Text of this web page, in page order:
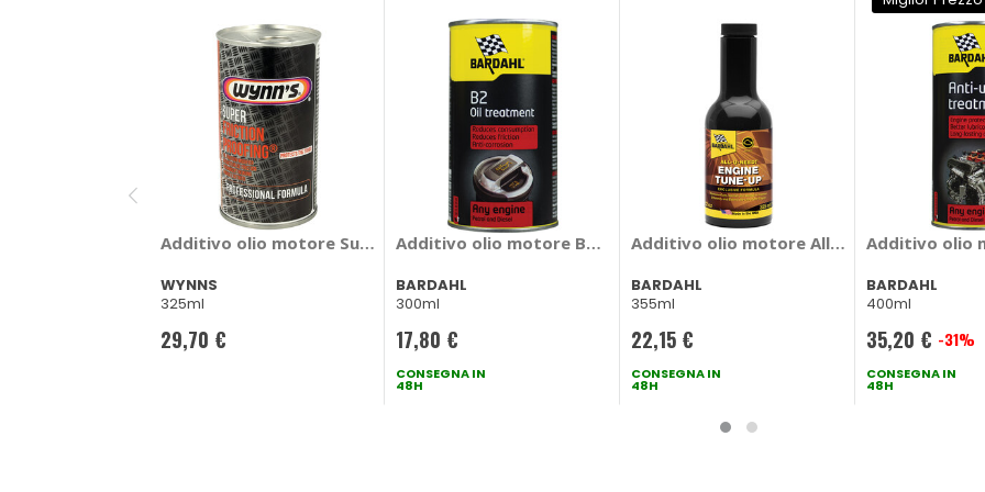
Additivo olio motore Super Friction Proofing - WYNNS
WYNNS
325ml
29,70 €
Additivo olio motore B2 Oil Treatment - BARDAHL
BARDAHL
300ml
17,80 €
CONSEGNA IN
48H
Additivo olio motore All u need Engine
BARDAHL
355ml
22,15 €
CONSEGNA IN
48H
Additivo olio
BARDAHL
400ml
Prezzo
speciale
35,20 € -31%
CONSEGNA IN
48H